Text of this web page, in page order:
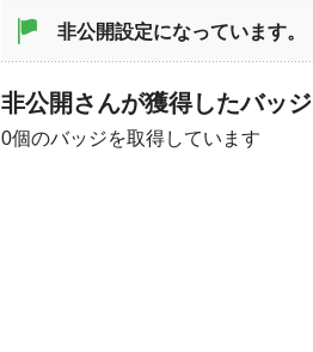
非公開設定になっています。
非公開さんが獲得したバッジ
0個のバッジを取得しています